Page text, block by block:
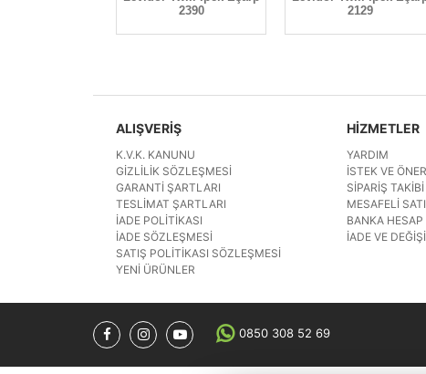
2390
2129
ALIŞVERİŞ
K.V.K. KANUNU
GIZLILIK SÖZLEŞMESI
GARANTI ŞARTLARI
TESLIMAT ŞARTLARI
İADE POLITIKASI
İADE SÖZLEŞMESI
SATIŞ POLITIKASI SÖZLEŞMESI
YENI ÜRÜNLER
HİZMETLER
YARDIM
İSTEK VE
SIPARIŞ TAKIBI
MESAFELI
BANKA
İADE VE
0850 308 52 69